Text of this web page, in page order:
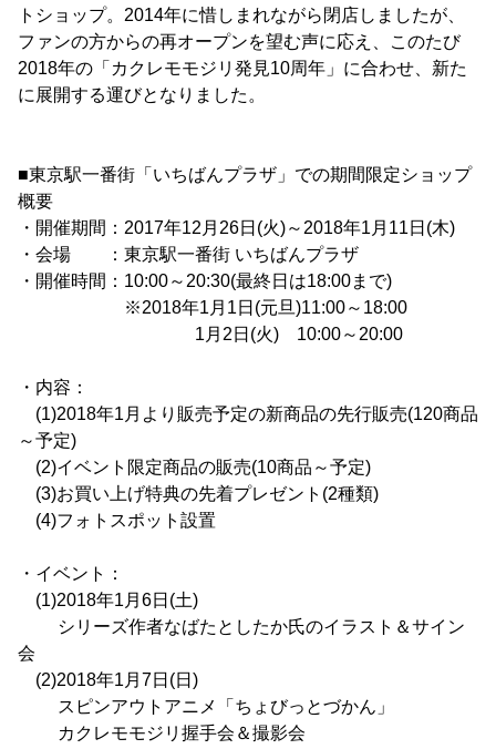
トショップ。2014年に惜しまれながら閉店しましたが、
ファンの方からの再オープンを望む声に応え、このたび
2018年の「カクレモモジリ発見10周年」に合わせ、新た
に展開する運びとなりました。
■東京駅一番街「いちばんプラザ」での期間限定ショップ
概要
・開催期間：2017年12月26日(火)～2018年1月11日(木)
・会場 ：東京駅一番街 いちばんプラザ
・開催時間：10:00～20:30(最終日は18:00まで)
※2018年1月1日(元旦)11:00～18:00
1月2日(火) 10:00～20:00
・内容：
(1)2018年1月より販売予定の新商品の先行販売(120商品
～予定)
(2)イベント限定商品の販売(10商品～予定)
(3)お買い上げ特典の先着プレゼント(2種類)
(4)フォトスポット設置
・イベント：
(1)2018年1月6日(土)
シリーズ作者なばたとしたか氏のイラスト＆サイン
会
(2)2018年1月7日(日)
スピンアウトアニメ「ちょびっとづかん」
カクレモモジリ握手会＆撮影会